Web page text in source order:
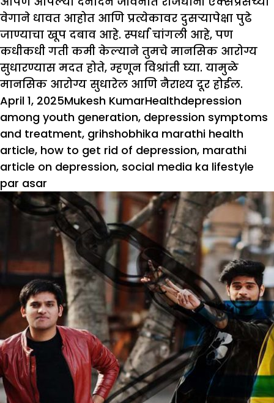
वेगाने धावत आहोत आणि प्रत्येकावर दुसऱ्यापेक्षा पुढे
जाण्याचा खूप दबाव आहे. स्पर्धा चांगली आहे, पण
कधीकधी गती कमी केल्याने तुमचे मानसिक आरोग्य
सुधारण्यास मदत होते, म्हणून विश्रांती घ्या. यामुळे
मानसिक आरोग्य सुधारेल आणि नैराश्य दूर होईल.
Posted
on
April 1, 2025Author
Mukesh KumarCategories
HealthTags
depression
among youth generation, depression symptoms
and treatment, grihshobhika marathi health
article, how to get rid of depression, marathi
article on depression, social media ka lifestyle
par asar